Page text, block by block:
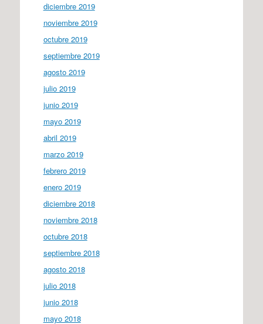
diciembre 2019
noviembre 2019
octubre 2019
septiembre 2019
agosto 2019
julio 2019
junio 2019
mayo 2019
abril 2019
marzo 2019
febrero 2019
enero 2019
diciembre 2018
noviembre 2018
octubre 2018
septiembre 2018
agosto 2018
julio 2018
junio 2018
mayo 2018